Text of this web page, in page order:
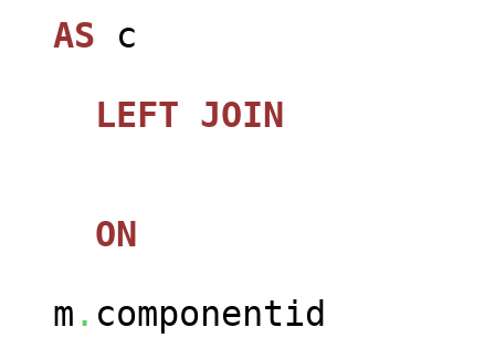
AS c
LEFT JOIN
ON
m . componentid